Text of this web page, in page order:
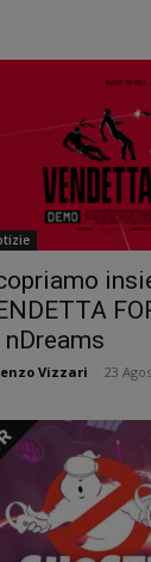
nDreams
Vizzari 23